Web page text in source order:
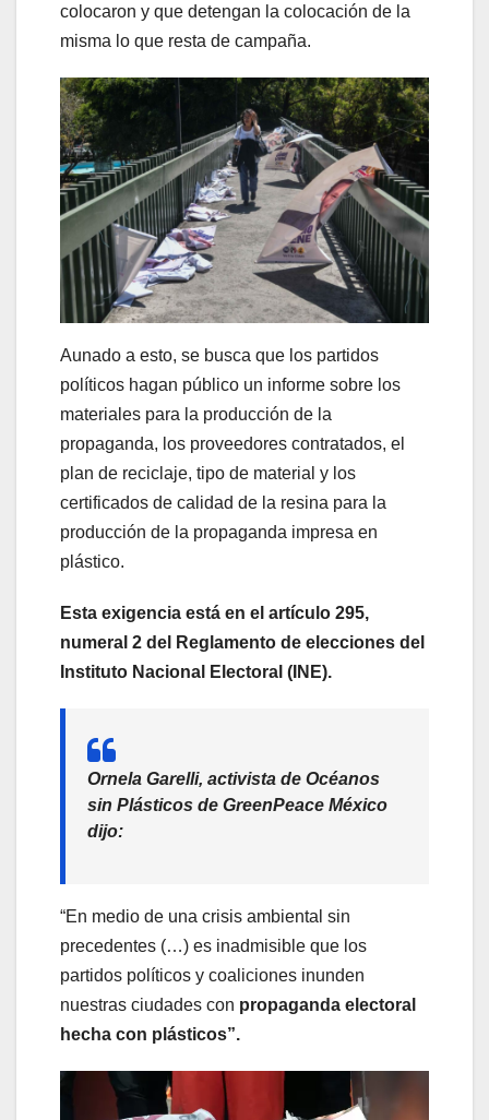
colocaron y que detengan la colocación de la
misma lo que resta de campaña.
Aunado a esto, se busca que los partidos
políticos hagan público un informe sobre los
materiales para la producción de la
propaganda, los proveedores contratados, el
plan de reciclaje, tipo de material y los
certificados de calidad de la resina para la
producción de la propaganda impresa en
plástico.
Esta exigencia está en el artículo 295,
numeral 2 del Reglamento de elecciones del
Instituto Nacional Electoral (INE).
Ornela Garelli, activista de Océanos
sin Plásticos de GreenPeace México
dijo:
“En medio de una crisis ambiental sin
precedentes (…) es inadmisible que los
partidos políticos y coaliciones inunden
nuestras ciudades con propaganda electoral
hecha con plásticos”.